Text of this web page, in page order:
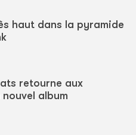
haut dans la pyramide
retourne aux
album